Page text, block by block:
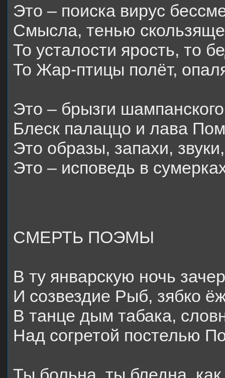
Это – поиска вирус
Смысла, тенью
То усталости ярость, то
То Жар-птицы полёт,
Это – брызги
Блеск палаццо и лава
Это образы, запахи,
Это – исповедь в
СМЕРТЬ ПОЭМЫ
В ту январскую ночь
И созвездие Рыб, зябко
В танце дым табака,
Над согретой постелью